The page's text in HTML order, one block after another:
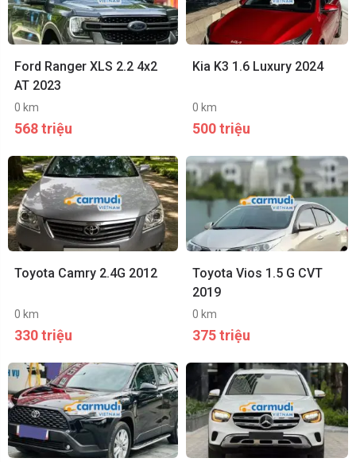
Ford Ranger XLS 2.2 4x2
AT 2023
0 km
568 triệu
Kia K3 1.6 Luxury 2024
0 km
500 triệu
Toyota Camry 2.4G 2012
0 km
330 triệu
Toyota Vios 1.5 G CVT
2019
0 km
375 triệu